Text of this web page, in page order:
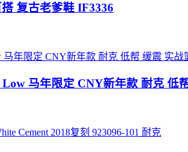
复古老爹鞋 IF3336
马年限定 CNY新年款 耐克 低
耐克